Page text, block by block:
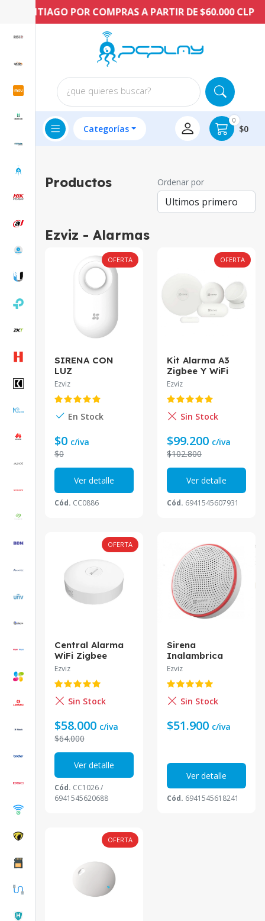
POR COMPRAS A PARTIR DE $60.000 CLP
¿que quieres buscar?
Categorías
0
$0
Productos Ordenar por
Ezviz - Alarmas
OFERTA
SIRENA CON
LUZ
INALAMBRICA
Ezviz
En Stock
$0 c/iva
$0
Ver detalle
Cód. CC0886
OFERTA
Kit Alarma A3
Zigbee Y WiFi
CS-B1-A0-A34
Ezviz
Sin Stock
$99.200 c/iva
$102.800
Ver detalle
Cód. 6941545607931
OFERTA
Central Alarma
WiFi Zigbee
Hasta 32
A3-A0-W Ezviz
Ezviz
Sin Stock
$58.000 c/iva
$64.000
Ver detalle
Cód. CC1026 /
6941545620688
Sirena
Inalambrica
Smart CS-T9C-
Ezviz
Sin Stock
$51.900 c/iva
Ver detalle
Cód. 6941545618241
OFERTA